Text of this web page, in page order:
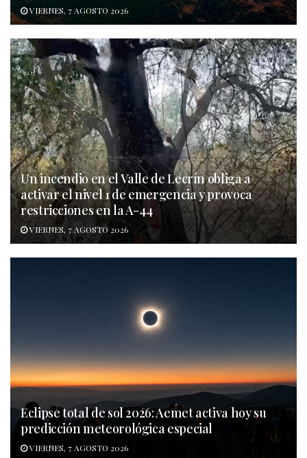
VIERNES, 7 AGOSTO 2026
Un incendio en el Valle de Lecrín obliga a
activar el nivel 1 de emergencia y provoca
restricciones en la A-44
VIERNES, 7 AGOSTO 2026
Eclipse total de sol 2026: Aemet activa hoy su
predicción meteorológica especial
VIERNES, 7 AGOSTO 2026